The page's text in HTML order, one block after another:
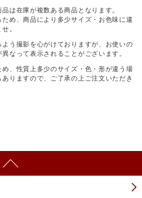
は在庫が複数ある商品となります。
め、商品により多少サイズ・お色味に違
。
う撮影を心がけておりますが、お使いの
なって表示されることがございます。
、性質上多少のサイズ・色・形が違う場
りますので、ご了承の上ご注文いただき